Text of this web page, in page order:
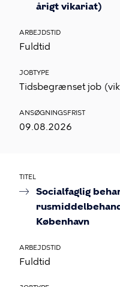
årigt vikariat)
ARBEJDSTID
Fuldtid
JOBTYPE
Tidsbegrænset job
ANSØGNINGSFRIST
09.08.2026
TITEL
Socialfaglig
København
ARBEJDSTID
Fuldtid